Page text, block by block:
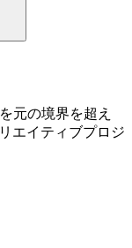
元の境界を超え
エイティブプロジ